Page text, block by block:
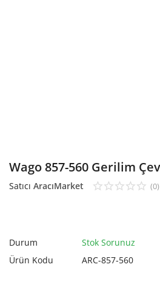
Wago 857-560 Gerilim
Satıcı AracıMarket (0)
Durum
Stok Sorunuz
Ürün Kodu
ARC-857-560